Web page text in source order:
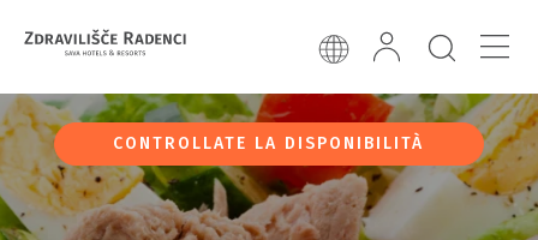
CONTROLLATE LA DISPONIBILITÀ